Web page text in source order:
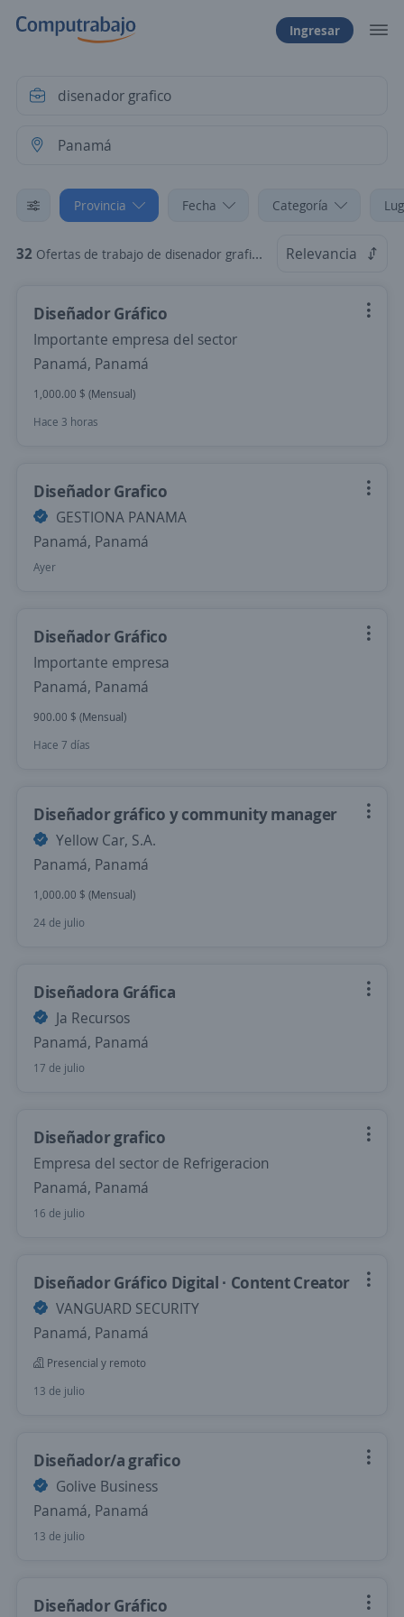
Ingresar
Provincia Fecha Categoría
32 Ofertas de trabajo de disenador grafico en Panamá Relevancia
Diseñador Gráfico
Importante empresa del sector
Panamá, Panamá
1,000.00 $ (Mensual)
Hace 3 horas
Diseñador Grafico
GESTIONA PANAMA
Panamá, Panamá
Ayer
Diseñador Gráfico
Importante empresa
Panamá, Panamá
900.00 $ (Mensual)
Hace 7 días
Diseñador gráfico y community manager
Yellow Car, S.A.
Panamá, Panamá
1,000.00 $ (Mensual)
24 de julio
Diseñadora Gráfica
Ja Recursos
Panamá, Panamá
17 de julio
Diseñador grafico
Empresa del sector de Refrigeracion
Panamá, Panamá
16 de julio
Diseñador Gráfico Digital · Content Creator
VANGUARD SECURITY
Panamá, Panamá
Presencial y remoto
13 de julio
Diseñador/a grafico
Golive Business
Panamá, Panamá
13 de julio
Diseñador Gráfico